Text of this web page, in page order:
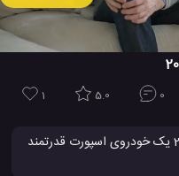
1 5.0 0
آئودی آر 8 مدل جی تی RWD سال 2023 یک خودروی اسپورت قدرتمند
های حرفه ای جهان برای